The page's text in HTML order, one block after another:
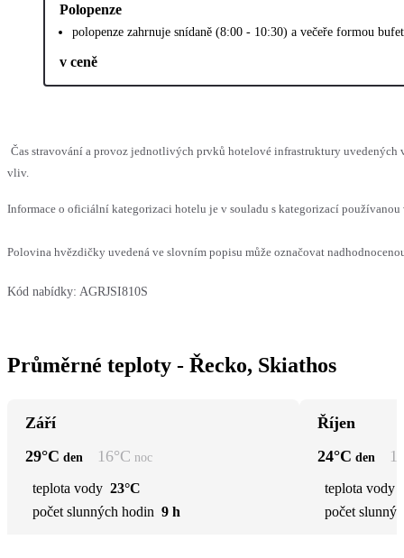
Polopenze
polopenze zahrnuje snídaně (8:00 - 10:30) a večeře formou
v ceně
Čas stravování a provoz jednotlivých prvků hotelové infrastruktury uvedených
vliv.
Informace o oficiální kategorizaci hotelu je v souladu s kategorizací
Polovina hvězdičky uvedená ve slovním popisu může označovat
Kód nabídky: AGRJSI810S
Průměrné teploty - Řecko, Skiathos
Září
29°C den 16°C noc
teplota vody 23°C
počet slunných hodin 9 h
Říjen
24°C den
teplota vody
počet